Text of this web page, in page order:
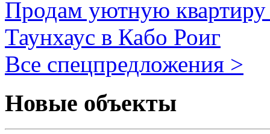
Продам уютную
Таунхаус в Кабо Роиг
Все спецпредложения >
Новые объекты